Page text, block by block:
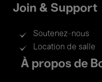
Join & Support
Soutenez-nous
Location de salle
Footer
menu
À propos de